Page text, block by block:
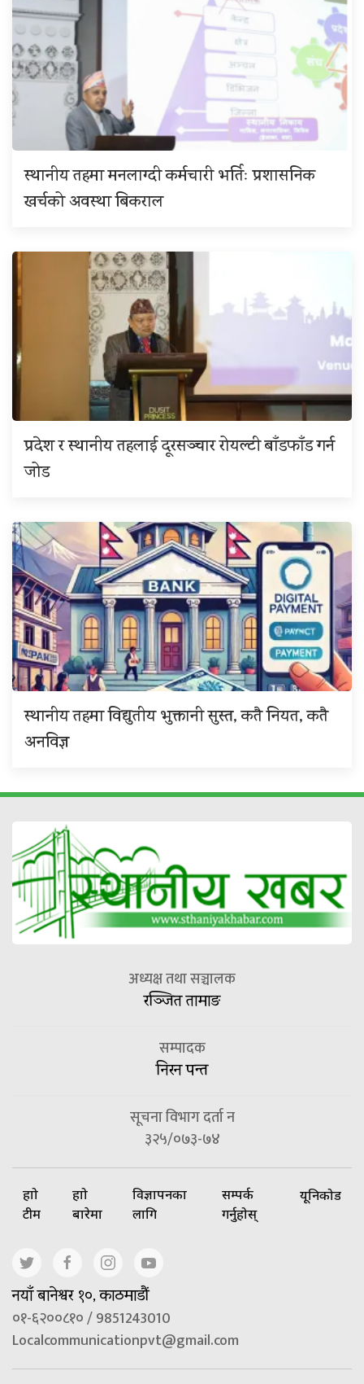
स्थानीय तहमा मनलाग्दी कर्मचारी भर्तिः प्रशासनिक
खर्चको अवस्था बिकराल
प्रदेश र स्थानीय तहलाई दूरसञ्चार रोयल्टी बाँडफाँड गर्न
जोड
स्थानीय तहमा विद्युतीय भुक्तानी सुस्त, कतै नियत, कतै
अनविज्ञ
अध्यक्ष तथा सञ्चालक
रञ्जित तामाङ
सम्पादक
निरन पन्त
सूचना विभाग दर्ता न
३२५/०७३-७४
हाम्रो
टीम
हाम्रो
बारेमा
विज्ञापनका
लागि
सम्पर्क
गर्नुहोस्
यूनिकोड
नयाँ बानेश्वर १०, काठमाडौं
०१-६२००८१० / 9851243010
Localcommunicationpvt@gmail.com